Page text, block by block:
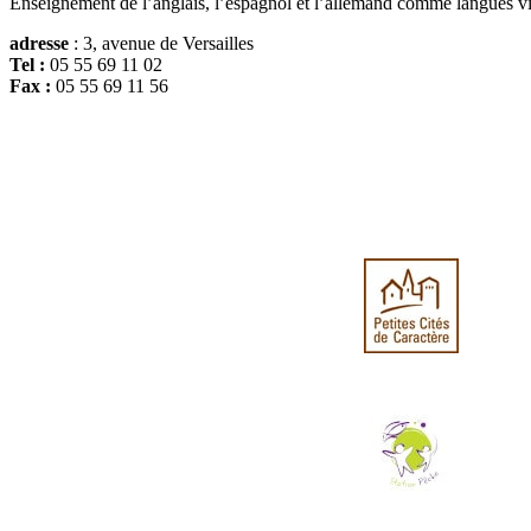
adresse : 3, avenue de Versailles
Tel : 05 55 69 11 02
Fax : 05 55 69 11 56